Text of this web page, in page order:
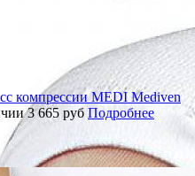
компрессии MEDI Mediven
3 665 руб Подробнее